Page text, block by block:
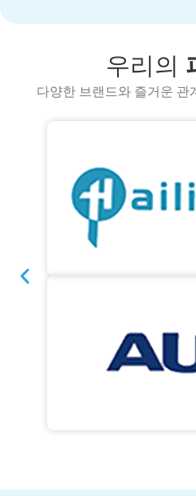
우리의
다양한 브랜드와 즐거운 관